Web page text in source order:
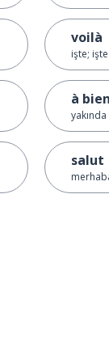
voilà
işte;
à
salut